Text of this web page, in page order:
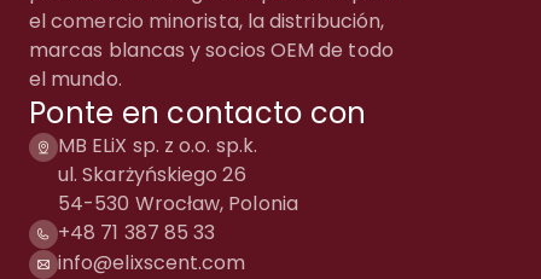
el comercio minorista, la distribución,
marcas blancas y socios OEM de todo
el mundo.
Ponte en contacto con
MB ELiX sp. z o.o. sp.k.
ul. Skarżyńskiego 26
54-530 Wrocław, Polonia
+48 71 387 85 33
info@elixscent.com